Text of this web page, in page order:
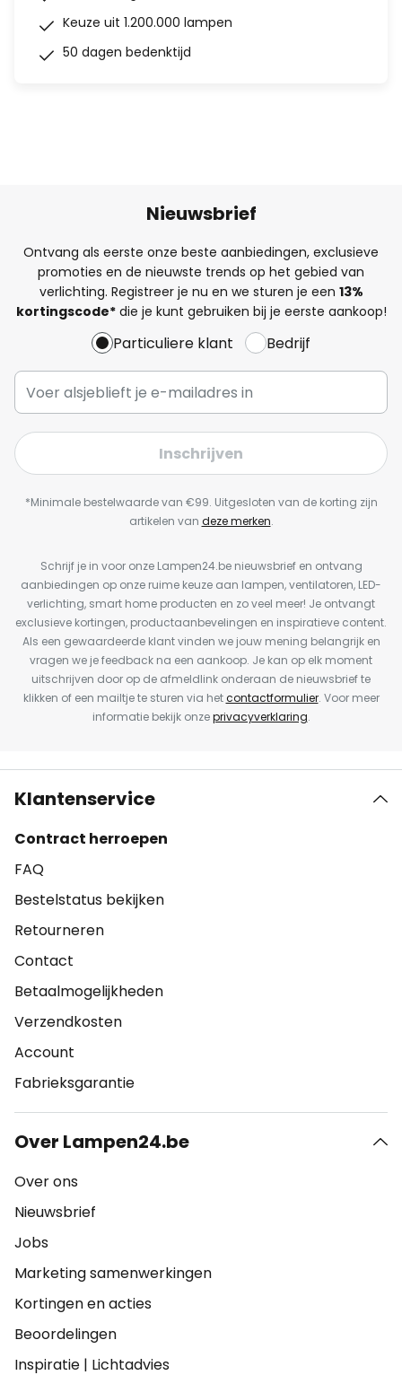
Keuze uit 1.200.000 lampen
50 dagen bedenktijd
Nieuwsbrief
Ontvang als eerste onze beste aanbiedingen, exclusieve
promoties en de nieuwste trends op het gebied van
verlichting. Registreer je nu en we sturen je een 13%
kortingscode*die je kunt gebruiken bij je eerste aankoop!
Particuliere klant Bedrijf
Inschrijven
*Minimale bestelwaarde van €99. Uitgesloten van de korting zijn
artikelen van deze merken.
Schrijf je in voor onze Lampen24.be nieuwsbrief en ontvang
aanbiedingen op onze ruime keuze aan lampen, ventilatoren, LED-
verlichting, smart home producten en zo veel meer! Je ontvangt
exclusieve kortingen, productaanbevelingen en inspiratieve content.
Als een gewaardeerde klant vinden we jouw mening belangrijk en
vragen we je feedback na een aankoop. Je kan op elk moment
uitschrijven door op de afmeldlink onderaan de nieuwsbrief te
klikken of een mailtje te sturen via hetcontactformulier. Voor meer
informatie bekijk onzeprivacyverklaring.
Klantenservice
Contract herroepen
FAQ
Bestelstatus bekijken
Retourneren
Contact
Betaalmogelijkheden
Verzendkosten
Account
Fabrieksgarantie
Over Lampen24.be
Over ons
Nieuwsbrief
Jobs
Marketing samenwerkingen
Kortingen en acties
Beoordelingen
Inspiratie | Lichtadvies